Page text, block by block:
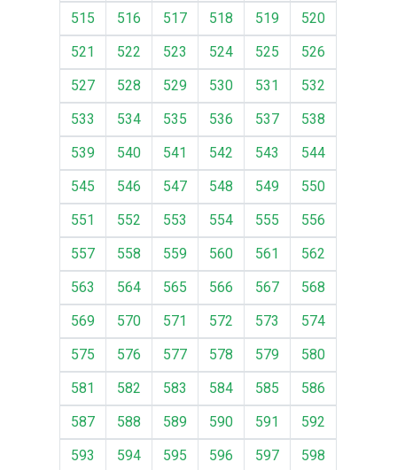
515
516 517 518 519
520
521
522 523 524 525
526
527
528 529 530 531
532
533
534 535 536 537
538
539
540 541 542 543
544
545
546 547 548 549
550
551
552 553 554 555
556
557
558 559 560 561
562
563
564 565 566 567
568
569
570 571 572 573
574
575
576 577 578 579
580
581
582 583 584 585
586
587
588 589 590 591
592
593
594 595 596 597
598